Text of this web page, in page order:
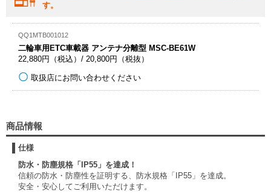
す。
QQ1MTB001012
二輪車用ETC車載器 アンテナ分離型 MSC-BE61W
22,880円（税込）/ 20,800円（税抜）
取扱店にお問い合わせください
商品情報
仕様
防水・防塵規格「IP55」を達成！
信頼の防水・防塵性を証明する、防水規格「IP55」を達成。
安全・安心してご利用いただけます。